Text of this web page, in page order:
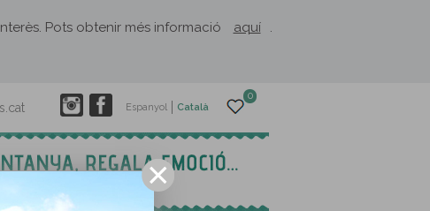
Pots obtenir més informació aquí
.
0
Espanyol Català